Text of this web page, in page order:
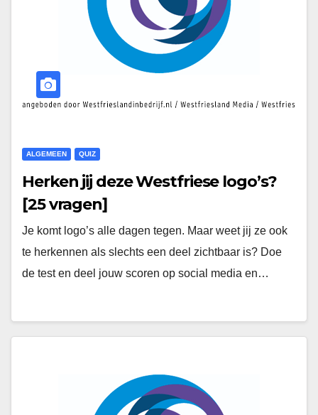
ALGEMEEN QUIZ
Herken jij deze Westfriese logo’s?
[25 vragen]
Je komt logo’s alle dagen tegen. Maar weet jij ze ook
te herkennen als slechts een deel zichtbaar is? Doe
de test en deel jouw scoren op social media en…